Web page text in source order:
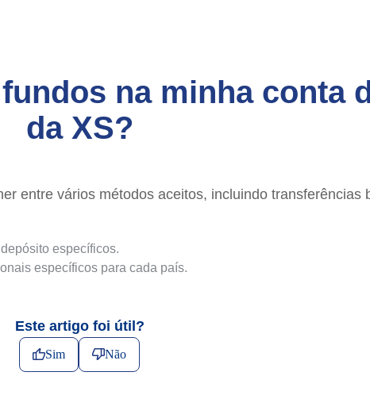
na minha conta
da XS?
entre vários métodos aceitos, incluindo transferências
específicos.
específicos para cada país.
Este artigo foi útil?
Sim Não